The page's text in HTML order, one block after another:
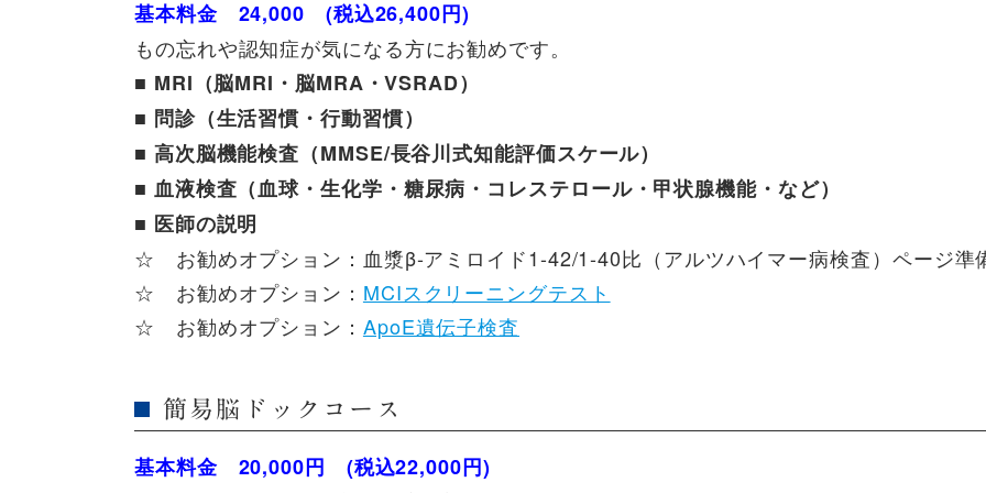
基本料金 24,000 (税込26,400円)
もの忘れや認知症が気になる方にお勧めです。
■ MRI（脳MRI・脳MRA・VSRAD）
■ 問診（生活習慣・行動習慣）
■ 高次脳機能検査（MMSE/長谷川式知能評価スケール）
■ 血液検査（血球・生化学・糖尿病・コレステロール・甲状腺機能・など）
■ 医師の説明
☆ お勧めオプション：血漿β-アミロイド1-42/1-40比（アルツハイマー病検査）ページ準
☆ お勧めオプション： MCIスクリーニングテスト
☆ お勧めオプション： ApoE遺伝子検査
簡易脳ドックコース
基本料金 20,000円 (税込22,000円)